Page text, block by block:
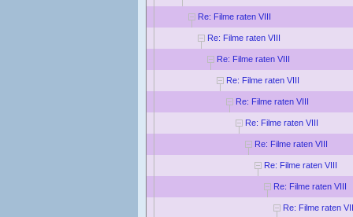
Re: Filme raten VIII
Re: Filme raten VIII
Re: Filme raten VIII
Re: Filme raten VIII
Re: Filme raten VIII
Re: Filme raten VIII
Re: Filme raten VIII
Re: Filme raten VIII
Re: Filme raten VIII
Re: Filme raten